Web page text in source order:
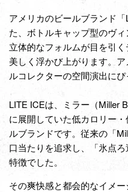
アメリカのビールブランド
た、ボトルキャップ型のヴ
立体的なフォルムが目を引
美しく浮かび上がります。
ルコレクターの空間演出にぴ
LITE ICEは、ミラー（Miller
に展開していた低カロリー
ルブランドです。従来の「
口当たりを追求し、「氷点
特徴でした。
その爽快感と都会的なイメ